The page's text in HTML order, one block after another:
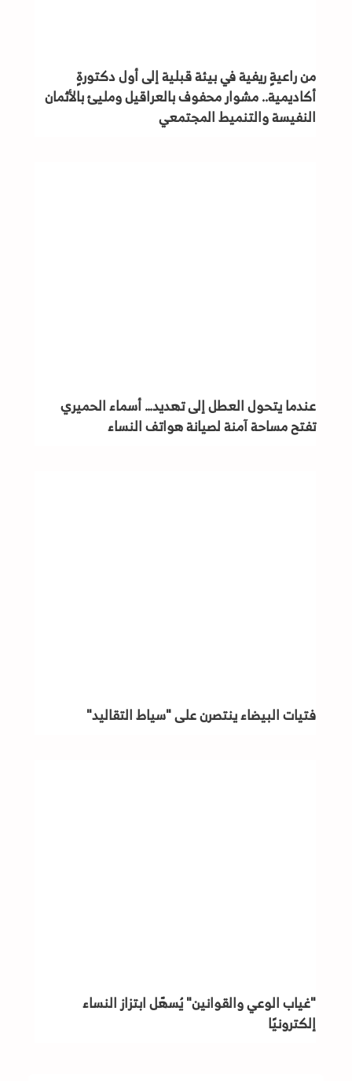
من راعيةٍ ريفية في بيئة قبلية إلى أول دكتورةٍ
أكاديمية.. مشوار محفوف بالعراقيل ومليئ بالأثمان
النفيسة والتنميط المجتمعي
عندما يتحول العطل إلى تهديد… أسماء الحميري
تفتح مساحة آمنة لصيانة هواتف النساء
فتيات البيضاء ينتصرن على "سياط التقاليد"
"غياب الوعي والقوانين" يُسهّل ابتزاز النساء
إلكترونيًا